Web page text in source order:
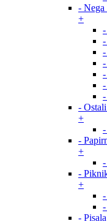
- Nega
+
-
+
-
+
-
+
- Pisala